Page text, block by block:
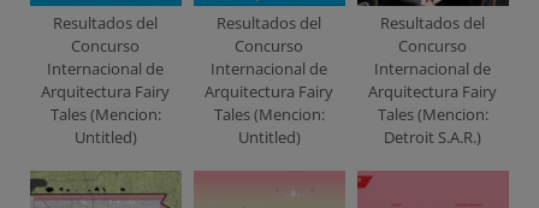
Resultados del
Concurso
Internacional de
Arquitectura Fairy
Tales (Mencion:
Untitled)
Resultados del
Concurso
Internacional de
Arquitectura Fairy
Tales (Mencion:
Untitled)
Resultados del
Concurso
Internacional de
Arquitectura Fairy
Tales (Mencion:
Detroit S.A.R.)